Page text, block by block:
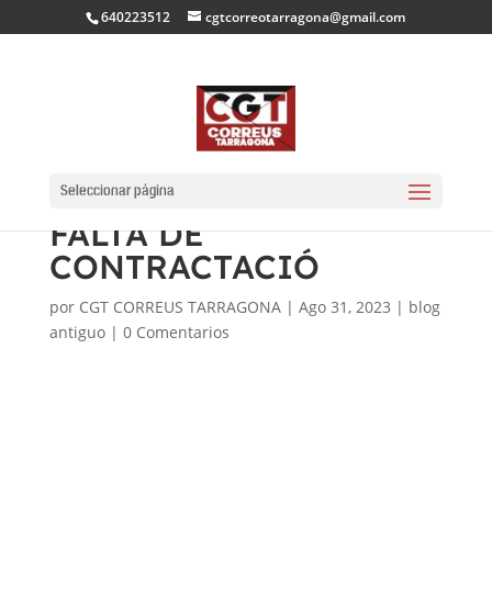
640223512 cgtcorreotarragona@gmail.com
Seleccionar página
MITJANS L’ABÚS DE
FALTA DE
CONTRACTACIÓ
por CGT CORREUS TARRAGONA| Ago 31, 2023 | blog
antiguo| 0 Comentarios